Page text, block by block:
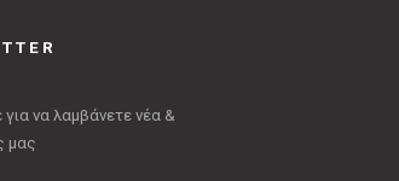
για να λαμβάνετε νέα &
μας